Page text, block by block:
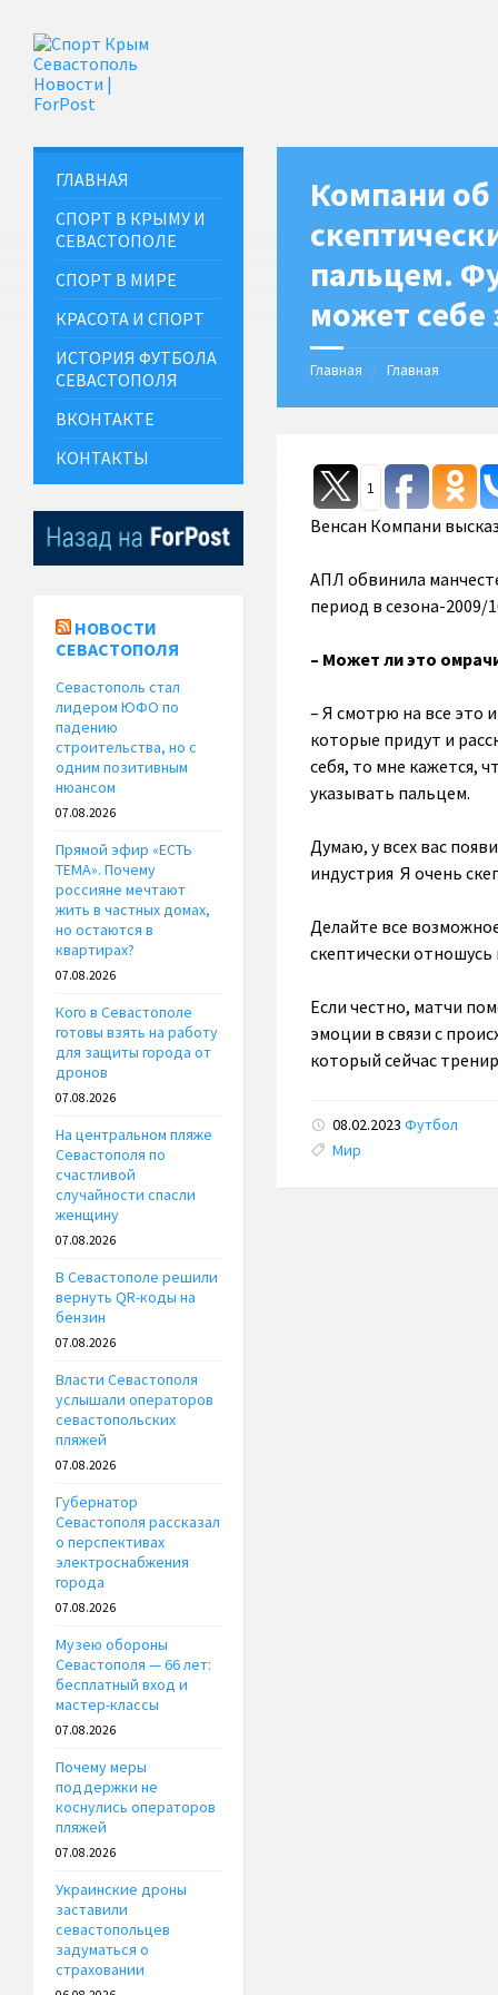
Компани об
пальцем.
может себе
Главная Главная
1
Венсан Компани
АПЛ обвинила
период в сезона-2009/
– Может ли это
– Я смотрю на все это
которые придут и
себя, то мне кажется,
указывать пальцем.
Думаю, у всех вас
индустрия Я очень
Делайте все
скептически
Если честно, матчи
эмоции в связи с
который сейчас
08.02.2023 Футбол
Tags:
Мир
ГЛАВНАЯ
СПОРТ В КРЫМУ И
СЕВАСТОПОЛЕ
СПОРТ В МИРЕ
КРАСОТА И СПОРТ
ИСТОРИЯ ФУТБОЛА
СЕВАСТОПОЛЯ
ВКОНТАКТЕ
КОНТАКТЫ
НОВОСТИ
СЕВАСТОПОЛЯ
Севастополь стал
лидером ЮФО по
падению
строительства, но с
одним позитивным
нюансом
07.08.2026
Прямой эфир «ЕСТЬ
ТЕМА». Почему
россияне мечтают
жить в частных домах,
но остаются в
квартирах?
07.08.2026
Кого в Севастополе
готовы взять на работу
для защиты города от
дронов
07.08.2026
На центральном пляже
Севастополя по
счастливой
случайности спасли
женщину
07.08.2026
В Севастополе решили
вернуть QR-коды на
бензин
07.08.2026
Власти Севастополя
услышали операторов
севастопольских
пляжей
07.08.2026
Губернатор
Севастополя рассказал
о перспективах
электроснабжения
города
07.08.2026
Музею обороны
Севастополя — 66 лет:
бесплатный вход и
мастер-классы
07.08.2026
Почему меры
поддержки не
коснулись операторов
пляжей
07.08.2026
Украинские дроны
заставили
севастопольцев
задуматься о
страховании